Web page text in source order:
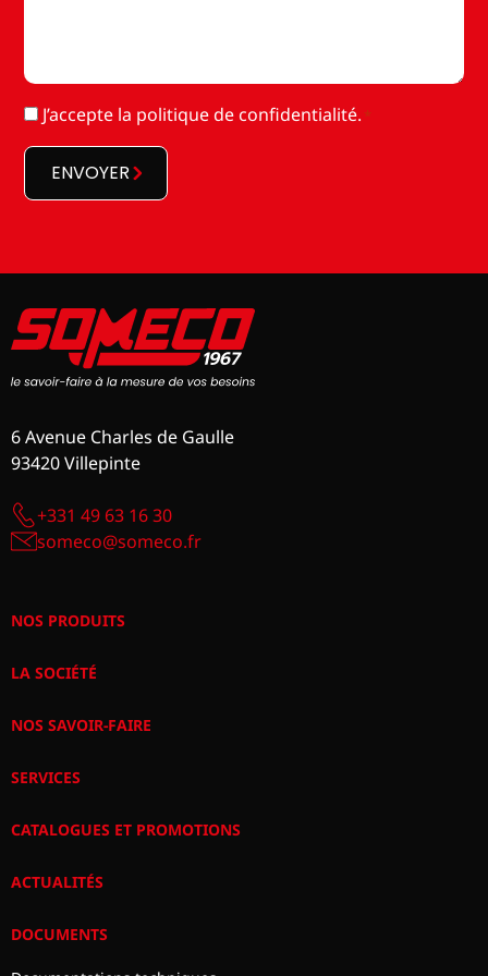
RGPD
J’accepte la politique de confidentialité. *
ENVOYER
6 Avenue Charles de Gaulle
93420 Villepinte
+331 49 63 16 30
someco@someco.fr
NOS PRODUITS
LA SOCIÉTÉ
NOS SAVOIR-FAIRE
SERVICES
CATALOGUES ET PROMOTIONS
ACTUALITÉS
DOCUMENTS